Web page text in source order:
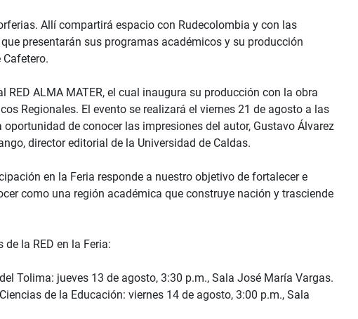
Allí compartirá espacio con Rudecolombia y con las
presentarán sus programas académicos y su producción
RED ALMA MATER, el cual inaugura su producción con la obra
Regionales. El evento se realizará el viernes 21 de agosto a las
de conocer las impresiones del autor, Gustavo Álvarez
director editorial de la Universidad de Caldas.
en la Feria responde a nuestro objetivo de fortalecer e
como una región académica que construye nación y trasciende
la RED en la Feria:
Tolima: jueves 13 de agosto, 3:30 p.m., Sala José María Vargas.
de la Educación: viernes 14 de agosto, 3:00 p.m., Sala